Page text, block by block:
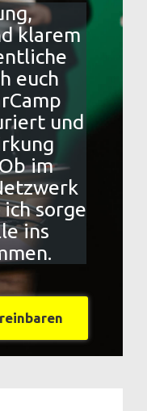
klarem
euch
und
im
sorge
ins